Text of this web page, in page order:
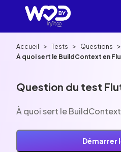
Accueil > Tests > Questions >
À quoi sert le BuildContext en
Question du test
À quoi sert le
Démarrer